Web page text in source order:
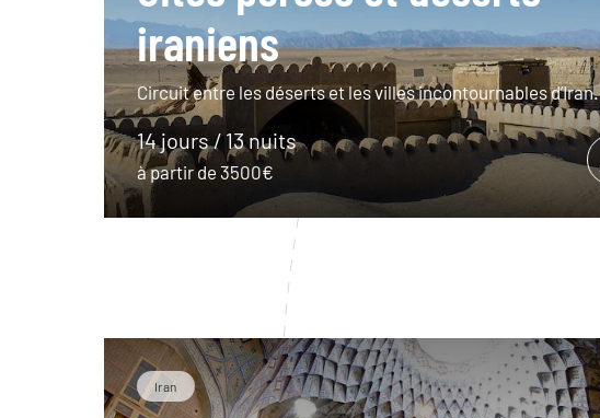
iraniens
Circuit entre les déserts et les villes incontournables d’Iran.
14 jours / 13 nuits
à partir de 3500€
Iran